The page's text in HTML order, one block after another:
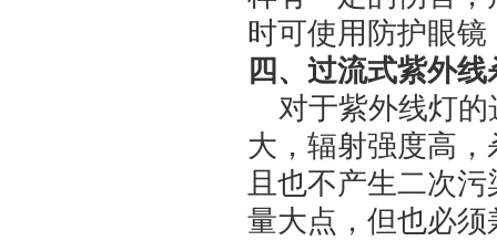
时可使用防护眼
四、过流式紫外
对于紫外线灯
大，辐射强度高
且也不产生二次污
量大点，但也必